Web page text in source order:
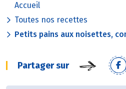
Accueil
Toutes nos recettes
Petits pains aux noisettes,
Partager sur